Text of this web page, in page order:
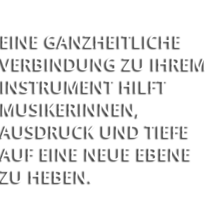
EINE GANZHEITLICHE
VERBINDUNG ZU IHREM
INSTRUMENT HILFT
MUSIKERINNEN,
AUSDRUCK UND TIEFE
AUF EINE NEUE EBENE
ZU HEBEN.